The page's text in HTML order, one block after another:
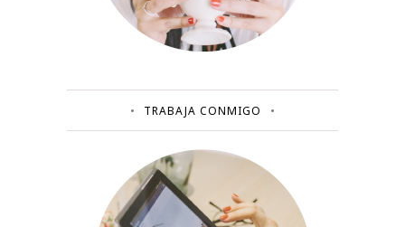
TRABAJA CONMIGO